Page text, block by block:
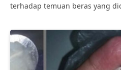
terhadap temuan beras yang